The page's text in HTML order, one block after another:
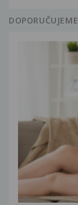
DOPORUČUJEME